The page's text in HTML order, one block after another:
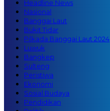
Headline News
Nasional
Banggai Laut
Bukit Tidar
Pilkada Banggai Laut 2024
Luwuk
Bangkep
Sulteng
Peristiwa
Ekonomi
Sosial Budaya
Pendidikan